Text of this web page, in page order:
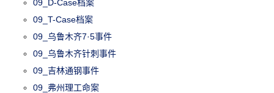
09_D-Case档案
09_T-Case档案
09_乌鲁木齐7·5事件
09_乌鲁木齐针刺事件
09_吉林通钢事件
09_弗州理工命案